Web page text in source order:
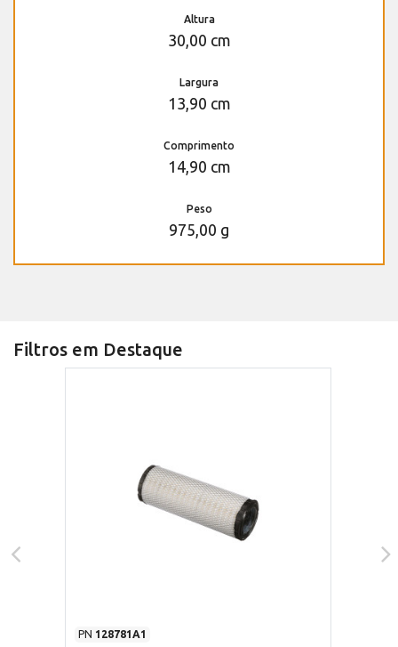
Altura
30,00 cm
Largura
13,90 cm
Comprimento
14,90 cm
Peso
975,00 g
Filtros em Destaque
PN 128781A1